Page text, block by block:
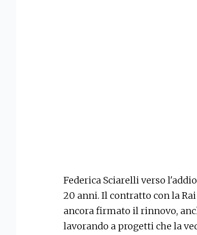
Federica Sciarelli verso
20 anni. Il contratto con la
ancora firmato il rinnovo,
lavorando a progetti che la